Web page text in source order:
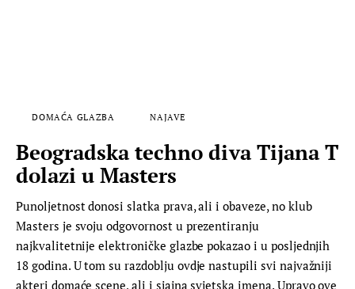
DOMAĆA GLAZBA NAJAVE
Beogradska techno diva Tijana T
dolazi u Masters
Punoljetnost donosi slatka prava, ali i obaveze, no klub
Masters je svoju odgovornost u prezentiranju
najkvalitetnije elektroničke glazbe pokazao i u posljednjih
18 godina. U tom su razdoblju ovdje nastupili svi najvažniji
akteri domaće scene, ali i sjajna svjetska imena. Upravo ove